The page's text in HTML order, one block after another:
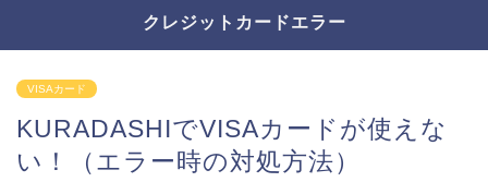
クレジットカードエラー
VISAカード
KURADASHIでVISAカードが使えな
い！（エラー時の対処方法）